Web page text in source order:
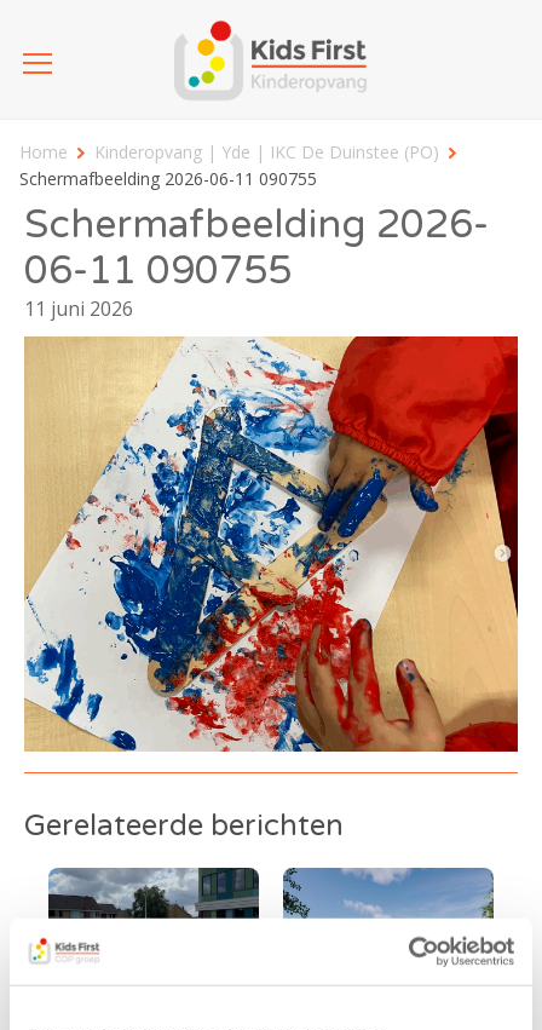
Home
Kinderopvang | Yde | IKC De Duinstee (PO)
Schermafbeelding 2026-06-11 090755
Schermafbeelding 2026-
06-11 090755
11 juni 2026
Gerelateerde berichten